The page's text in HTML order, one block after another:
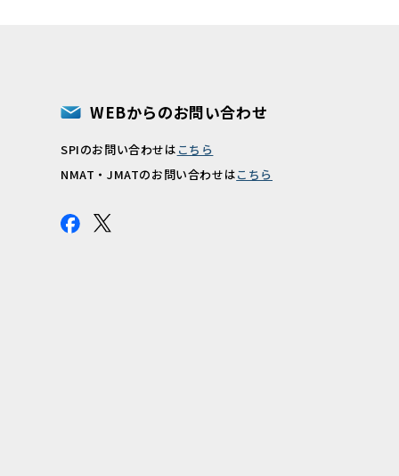
WEBからのお問い合わせ
SPIのお問い合わせは こちら
NMAT・JMATのお問い合わせはこちら